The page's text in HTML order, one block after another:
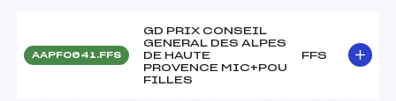
AAPF0641.FFS
GD PRIX CONSEIL
GENERAL DES ALPES
DE HAUTE
PROVENCE MIC+POU
FILLES
FFS